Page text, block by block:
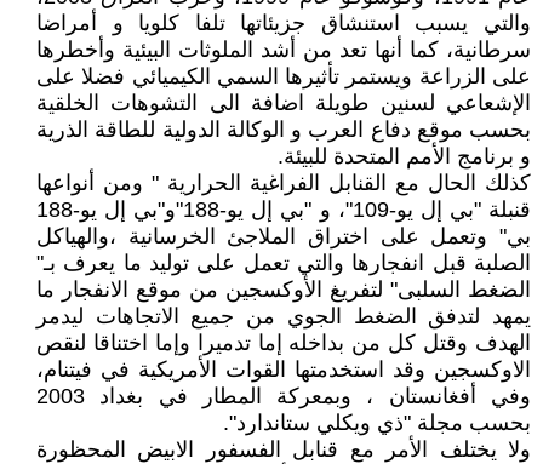
والتي يسبب استنشاق جزيئاتها تلفا كلويا و أمراضا
سرطانية، كما أنها تعد من أشد الملوثات البيئية وأخطرها
على الزراعة ويستمر تأثيرها السمي الكيميائي فضلا على
الإشعاعي لسنين طويلة اضافة الى التشوهات الخلقية
بحسب موقع دفاع العرب و الوكالة الدولية للطاقة الذرية
و برنامج الأمم المتحدة للبيئة.
كذلك الحال مع القنابل الفراغية الحرارية " ومن أنواعها
قنبلة "بي إل يو-109"، و "بي إل يو-188"و"بي إل يو-188
بي" وتعمل على اختراق الملاجئ الخرسانية ،والهياكل
الصلبة قبل انفجارها والتي تعمل على توليد ما يعرف بـ"
الضغط السلبى" لتفريغ الأوكسجين من موقع الانفجار ما
يمهد لتدفق الضغط الجوي من جميع الاتجاهات ليدمر
الهدف وقتل كل من بداخله إما تدميرا وإما اختناقا لنقص
الاوكسجين وقد استخدمتها القوات الأمريكية في فيتنام،
وفي أفغانستان ، وبمعركة المطار في بغداد 2003
بحسب مجلة "ذي ويكلي ستاندارد".
ولا يختلف الأمر مع قنابل الفسفور الابيض المحظورة